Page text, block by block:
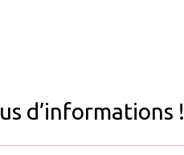
d’informations !